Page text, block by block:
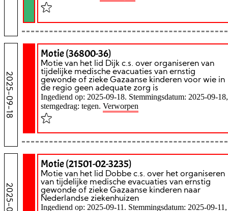
2025-09-18
Motie (36800-36)
Motie van het lid Dijk c.s. over organiseren van
tijdelijke medische evacuaties van ernstig
gewonde of zieke Gazaanse kinderen voor wie in
de regio geen adequate zorg is
Ingediend op: 2025-09-18. Stemmingsdatum: 2025-09-18,
stemgedrag: tegen. Verworpen
Motie (21501-02-3235)
Motie van het lid Dobbe c.s. over het organiseren
van tijdelijke medische evacuaties van ernstig
gewonde of zieke Gazaanse kinderen naar
Nederlandse ziekenhuizen
Ingediend op: 2025-09-11. Stemmingsdatum: 2025-09-11,